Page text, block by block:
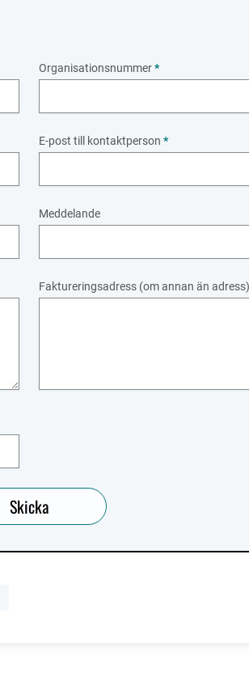
Organisationsnummer*
E-post till kontaktperson *
Meddelande
Faktureringsadress (om annan än adress)